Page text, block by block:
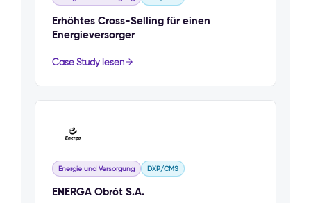
Erhöhtes Cross-Selling für einen
Energieversorger
Case Study lesen
Energie und Versorgung DXP/CMS
ENERGA Obrót S.A.